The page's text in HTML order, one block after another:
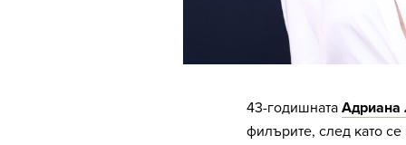
43-годишната Адриана
филърите, след като